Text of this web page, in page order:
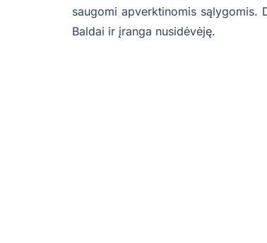
saugomi apverktinomis sąlygomis.
Baldai ir įranga nusidėvėję.